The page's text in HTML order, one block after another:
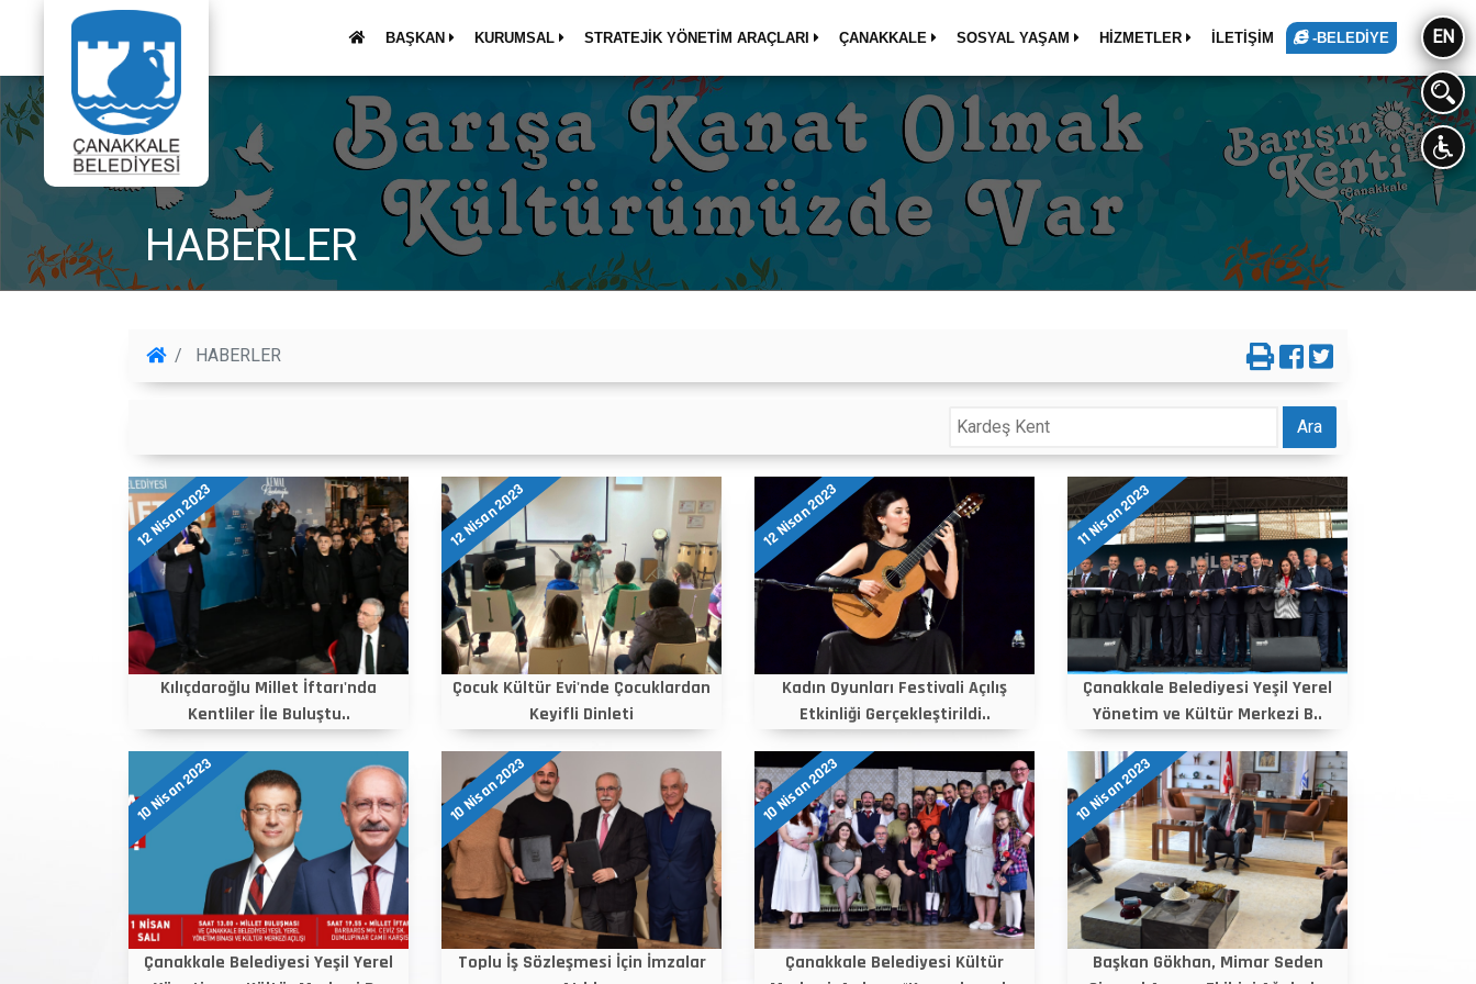
BAŞKAN KURUMSAL STRATEJİK YÖNETİM ARAÇLARI ÇANAKKALE SOSYAL YAŞAM HİZMETLER İLETİŞİM -BELEDİYE EN
HABERLER
HABERLER
Ara
12 Nisan 2023
Kılıçdaroğlu Millet İftarı'nda
Kentliler İle Buluştu..
12 Nisan 2023
Çocuk Kültür Evi'nde Çocuklardan
Keyifli Dinleti
12 Nisan 2023
Kadın Oyunları Festivali Açılış
Etkinliği Gerçekleştirildi..
11 Nisan 2023
Çanakkale Belediyesi Yeşil Yerel
Yönetim ve Kültür Merkezi B..
10 Nisan 2023
Çanakkale Belediyesi Yeşil Yerel
10 Nisan 2023
Toplu İş Sözleşmesi İçin İmzalar
10 Nisan 2023
Çanakkale Belediyesi Kültür
10 Nisan 2023
Başkan Gökhan, Mimar Seden